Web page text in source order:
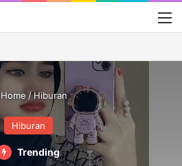
/Hiburan
Hiburan
Trending